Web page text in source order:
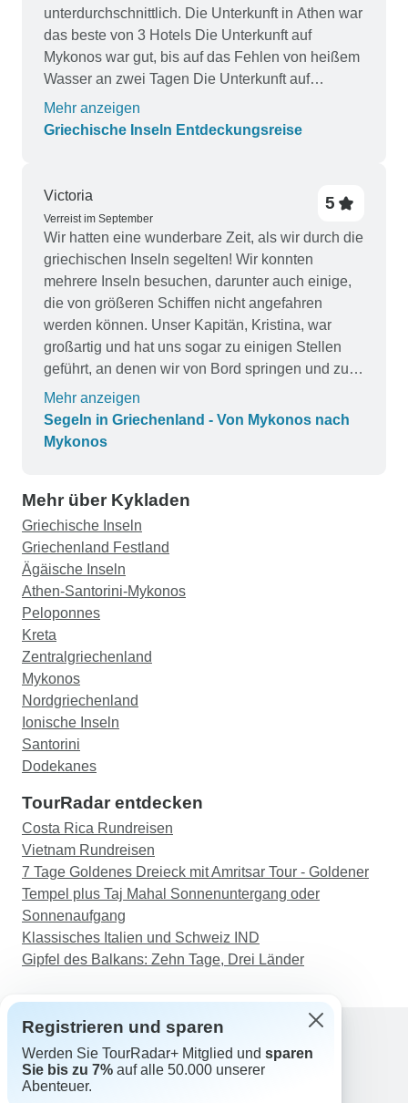
unterdurchschnittlich. Die Unterkunft in Athen war
das beste von 3 Hotels Die Unterkunft auf
Mykonos war gut, bis auf das Fehlen von heißem
Wasser an zwei Tagen Die Unterkunft auf
Santorin blieb hinter den Erwartungen zurück
(außer der Pool war großartig)
Mehr anzeigen
Griechische Inseln Entdeckungsreise
Victoria
Verreist im September
5
Wir hatten eine wunderbare Zeit, als wir durch die
griechischen Inseln segelten! Wir konnten
mehrere Inseln besuchen, darunter auch einige,
die von größeren Schiffen nicht angefahren
werden können. Unser Kapitän, Kristina, war
großartig und hat uns sogar zu einigen Stellen
geführt, an denen wir von Bord springen und zu
einer Höhle schwimmen konnten, über einem
Wrack eines deutschen Flugzeugs aus dem 1.
Weltkrieg schnorcheln konnten und einfach nur
als ein paar unvorhergesehene Probleme
auftraten. Es war keine luxuriöse Reise, weil wir
auf einem Segelboot statt auf einem
Kreuzfahrtschiff gewohnt haben, aber es war ein
tolles Abenteuer!
Mehr anzeigen
Segeln in Griechenland - Von Mykonos nach
Mykonos
Mehr über Kykladen
Griechische Inseln
Griechenland Festland
Ägäische Inseln
Athen-Santorini-Mykonos
Peloponnes
Kreta
Zentralgriechenland
Mykonos
Nordgriechenland
Ionische Inseln
Santorini
Dodekanes
TourRadar entdecken
Costa Rica Rundreisen
Vietnam Rundreisen
7 Tage Goldenes Dreieck mit Amritsar Tour - Goldener
Tempel plus Taj Mahal Sonnenuntergang oder
Sonnenaufgang
Klassisches Italien und Schweiz IND
Gipfel des Balkans: Zehn Tage, Drei Länder
Support
Kontakt
Registrieren und sparen
Werden Sie TourRadar+ Mitglied und sparen
Sie bis zu 7% auf alle 50.000 unserer
Abenteuer.